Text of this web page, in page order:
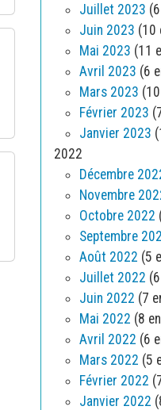
Juillet 2023
Juin 2023 (10
Mai 2023 (11
Avril 2023 (6
Mars 2023
Février 2023
Janvier 2023
2022
Décembre
Novembre
Octobre 2022
Septembre
Août 2022 (5
Juillet 2022
Juin 2022 (7
Mai 2022 (8
Avril 2022 (6
Mars 2022 (5
Février 2022
Janvier 2022